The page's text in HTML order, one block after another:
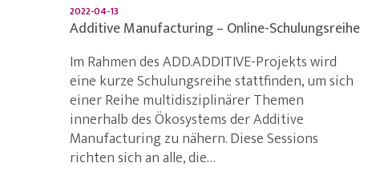
2022-04-13
Additive Manufacturing – Online-Schulungsreihe
Im Rahmen des ADD.ADDITIVE-Projekts wird
eine kurze Schulungsreihe stattfinden, um sich
einer Reihe multidisziplinärer Themen
innerhalb des Ökosystems der Additive
Manufacturing zu nähern. Diese Sessions
richten sich an alle, die…